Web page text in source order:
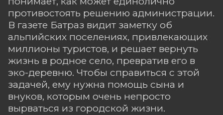
противостоять решению администрации.
В газете Батраз видит заметку об
альпийских поселениях, привлекающих
миллионы туристов, и решает вернуть
жизнь в родное село, превратив его в
эко-деревню. Чтобы справиться с этой
задачей, ему нужна помощь сына и
внуков, которым очень непросто
вырваться из городской жизни.